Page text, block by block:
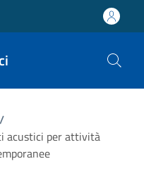
/
acustici per attività